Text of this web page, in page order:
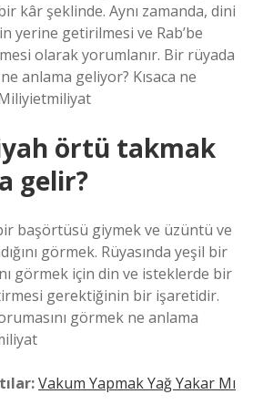
kâr şeklinde. Aynı zamanda, dini
yerine getirilmesi ve Rab’be
olarak yorumlanır. Bir rüyada
anlama geliyor? Kısaca ne
örtü takmak
gelir?
başörtüsü giymek ve üzüntü ve
görmek. Rüyasında yeşil bir
görmek için din ve isteklerde bir
gerektiğinin bir işaretidir.
görmek ne anlama
Vakum Yapmak Yağ Yakar Mı